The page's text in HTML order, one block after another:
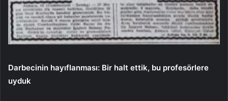
Darbecinin hayıflanması: Bir halt ettik, bu profesörlere
uyduk